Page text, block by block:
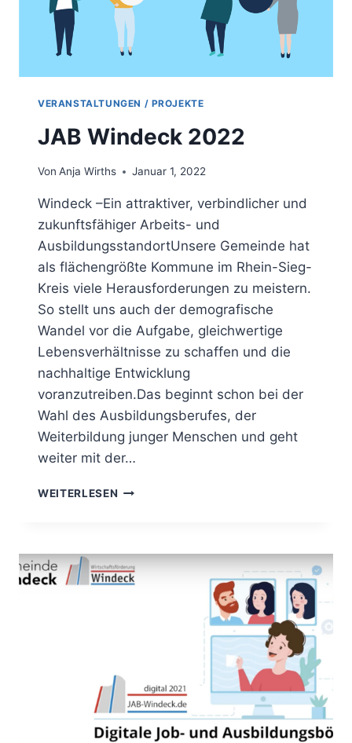
VERANSTALTUNGEN / PROJEKTE
JAB Windeck 2022
Von Anja Wirths Januar 1, 2022
Windeck –Ein attraktiver, verbindlicher und
zukunftsfähiger Arbeits- und
AusbildungsstandortUnsere Gemeinde hat
als flächengrößte Kommune im Rhein-Sieg-
Kreis viele Herausforderungen zu meistern.
So stellt uns auch der demografische
Wandel vor die Aufgabe, gleichwertige
Lebensverhältnisse zu schaffen und die
nachhaltige Entwicklung
voranzutreiben.Das beginnt schon bei der
Wahl des Ausbildungsberufes, der
Weiterbildung junger Menschen und geht
weiter mit der…
WEITERLESEN